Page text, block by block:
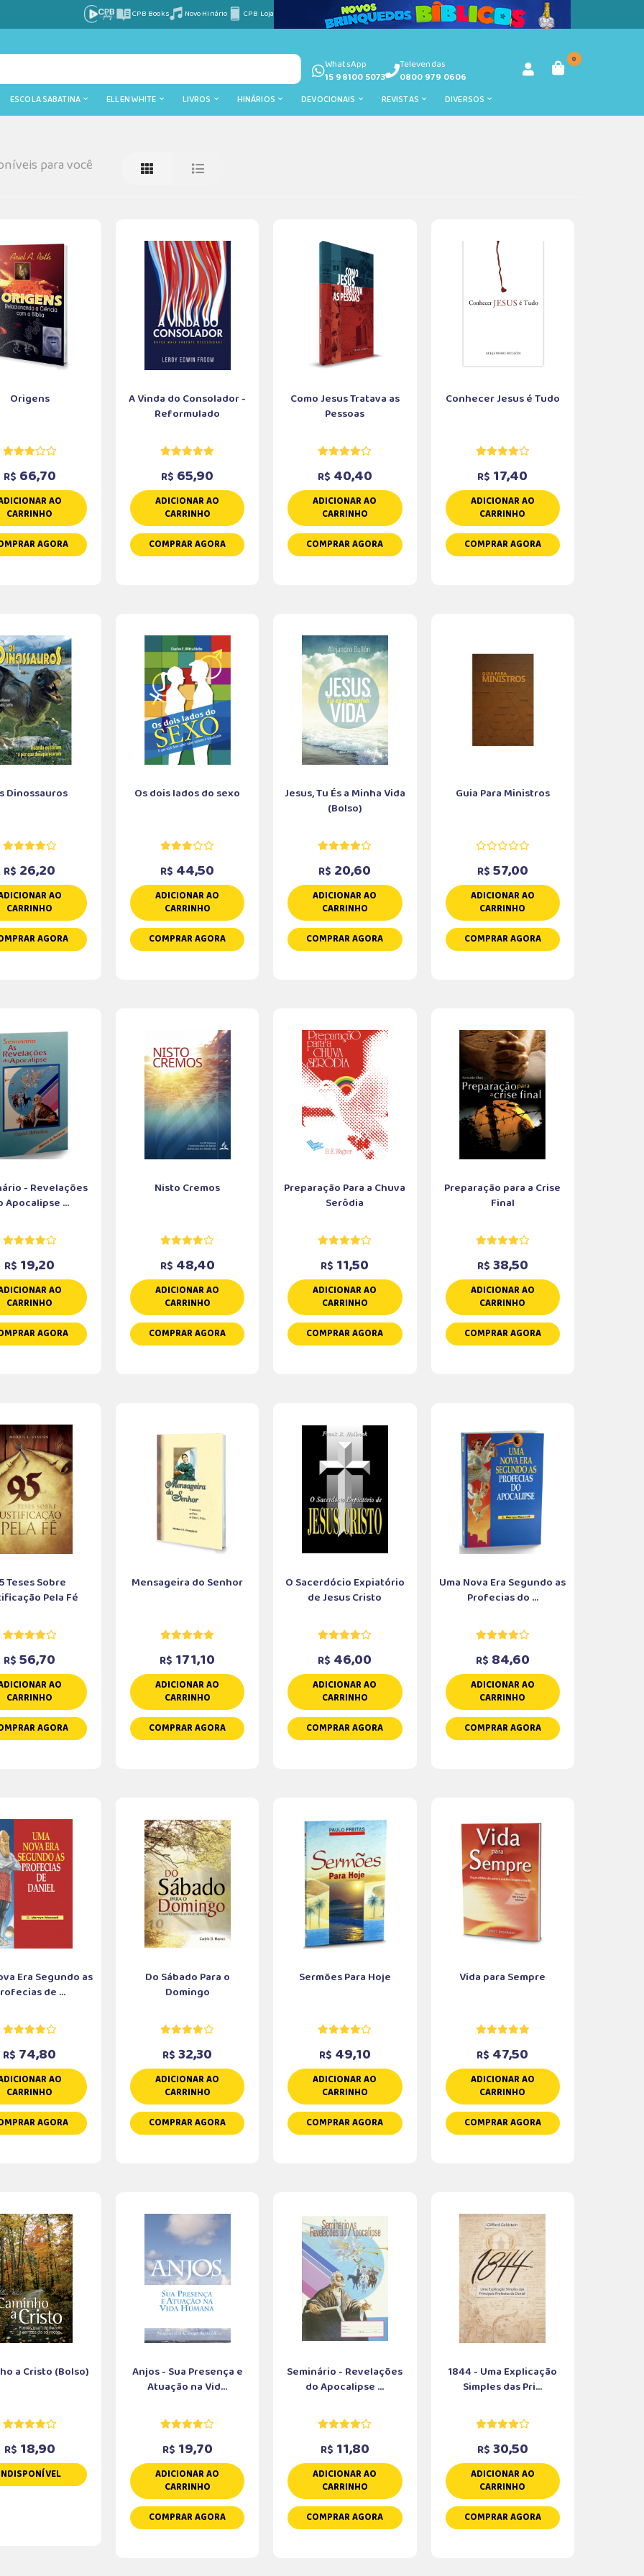
CPB Books Novo Hinário CPB Loja
WhatsApp
15 98100 5073
Televendas
0800 979 0606
0
ESCOLA SABATINA ELLEN WHITE LIVROS HINÁRIOS DEVOCIONAIS REVISTAS DIVERSOS
para você
Origens
R$ 66,70
AO
CARRINHO
AGORA
A Vinda do Consolador -
Reformulado
R$ 65,90
ADICIONAR AO
CARRINHO
COMPRAR AGORA
Como Jesus Tratava as
Pessoas
R$ 40,40
ADICIONAR AO
CARRINHO
COMPRAR AGORA
Conhecer Jesus é Tudo
R$ 17,40
ADICIONAR AO
CARRINHO
COMPRAR AGORA
Dinossauros
R$ 26,20
AO
CARRINHO
AGORA
Os dois lados do sexo
R$ 44,50
ADICIONAR AO
CARRINHO
COMPRAR AGORA
Jesus, Tu És a Minha Vida
(Bolso)
R$ 20,60
ADICIONAR AO
CARRINHO
COMPRAR AGORA
Guia Para Ministros
R$ 57,00
ADICIONAR AO
CARRINHO
COMPRAR AGORA
- Revelações
Apocalipse ...
R$ 19,20
AO
CARRINHO
AGORA
Nisto Cremos
R$ 48,40
ADICIONAR AO
CARRINHO
COMPRAR AGORA
Preparação Para a Chuva
Serôdia
R$ 11,50
ADICIONAR AO
CARRINHO
COMPRAR AGORA
Preparação para a Crise
Final
R$ 38,50
ADICIONAR AO
CARRINHO
COMPRAR AGORA
Teses Sobre
Pela Fé
R$ 56,70
AO
CARRINHO
AGORA
Mensageira do Senhor
R$ 171,10
ADICIONAR AO
CARRINHO
COMPRAR AGORA
O Sacerdócio Expiatório
de Jesus Cristo
R$ 46,00
ADICIONAR AO
CARRINHO
COMPRAR AGORA
Uma Nova Era Segundo as
Profecias do ...
R$ 84,60
ADICIONAR AO
CARRINHO
COMPRAR AGORA
Era Segundo as
de ...
R$ 74,80
AO
CARRINHO
AGORA
Do Sábado Para o
Domingo
R$ 32,30
ADICIONAR AO
CARRINHO
COMPRAR AGORA
Sermões Para Hoje
R$ 49,10
ADICIONAR AO
CARRINHO
COMPRAR AGORA
Vida para Sempre
R$ 47,50
ADICIONAR AO
CARRINHO
COMPRAR AGORA
a Cristo (Bolso)
R$ 18,90
Anjos - Sua Presença e
Atuação na Vid...
R$ 19,70
ADICIONAR AO
CARRINHO
COMPRAR AGORA
Seminário - Revelações
do Apocalipse ...
R$ 11,80
ADICIONAR AO
CARRINHO
COMPRAR AGORA
1844 - Uma Explicação
Simples das Pri...
R$ 30,50
ADICIONAR AO
CARRINHO
COMPRAR AGORA